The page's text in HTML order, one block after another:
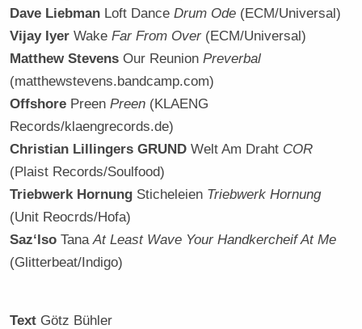
Dave Liebman Loft DanceDrum Ode (ECM/Universal)
Vijay Iyer WakeFar From Over (ECM/Universal)
Matthew Stevens Our ReunionPreverbal
(matthewstevens.bandcamp.com)
Offshore PreenPreen (KLAENG
Records/klaengrecords.de)
Christian Lillingers GRUND Welt Am Draht COR
(Plaist Records/Soulfood)
Triebwerk Hornung Sticheleien Triebwerk Hornung
(Unit Reocrds/Hofa)
Saz‘Iso TanaAt Least Wave Your Handkercheif At Me
(Glitterbeat/Indigo)
Text Götz Bühler